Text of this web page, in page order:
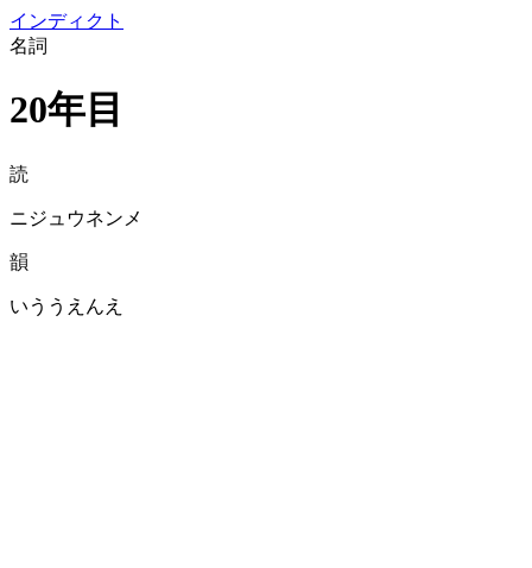
インディクト
名詞
20年目
読
ニジュウネンメ
韻
いううえんえ